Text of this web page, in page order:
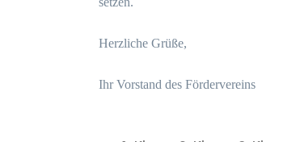
Herzliche Grüße,
Ihr Vorstand des Fördervereins